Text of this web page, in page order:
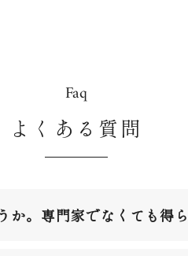
Faq
よくある質問
。専門家でなくても得